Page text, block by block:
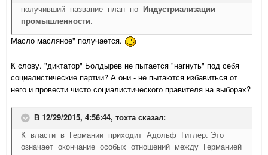
получивший название план по Индустриализации
промышленности.
Масло масляное" получается.
К слову. "диктатор" Болдырев не пытается "нагнуть" под себя
социалистические партии? А они - не пытаются избавиться от
него и провести чисто социалистического правителя на выборах?
В 12/29/2015, 4:56:44, тохта сказал:
К власти в Германии приходит Адольф Гитлер. Это
означает окончание особых отношений между Германией